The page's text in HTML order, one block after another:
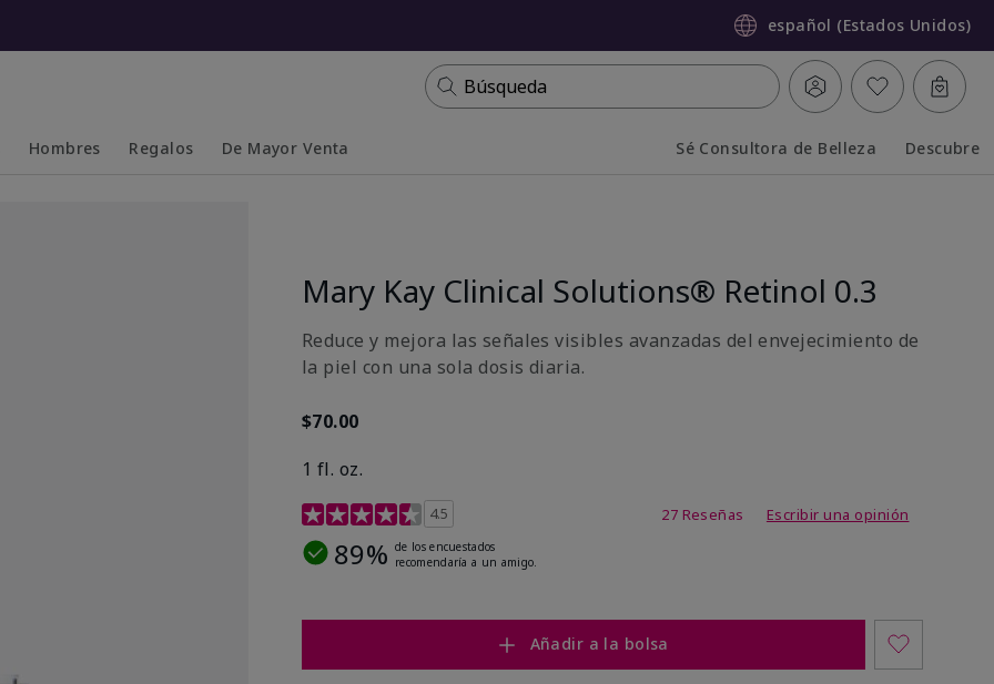
español (Estados Unidos)
Búsqueda
Hombres Regalos De Mayor Venta Sé Consultora de Belleza Descubre
Mary Kay Clinical Solutions® Retinol 0.3
Reduce y mejora las señales visibles avanzadas del envejecimiento de
la piel con una sola dosis diaria.
$70.00
1 fl. oz.
Calificación de clientes de 4,1 de 5
4.5 27 Reseñas Escribir una opinión
89% de los encuestados
recomendaría a un amigo.
Añadir a la bolsa